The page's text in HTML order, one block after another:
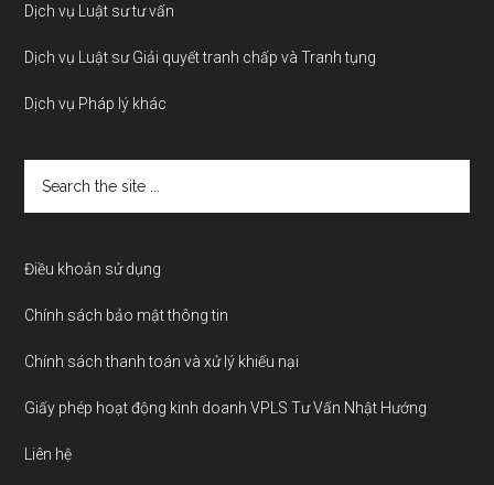
Dịch vụ Luật sư tư vấn
Dịch vụ Luật sư Giải quyết tranh chấp và Tranh tụng
Dịch vụ Pháp lý khác
the
Điều khoản sử dụng
Chính sách bảo mật thông tin
Chính sách thanh toán và xử lý khiếu nại
Giấy phép hoạt động kinh doanh VPLS Tư Vấn Nhật Hướng
Liên hệ